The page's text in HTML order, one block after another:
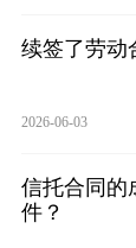
续签了劳动
2026-06-03
信托合同的
件？